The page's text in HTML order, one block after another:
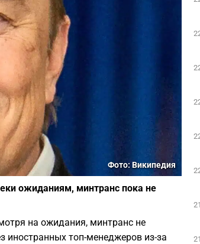
Фото: Википедия
ожиданиям, минтранс пока не
на ожидания, минтранс не
иностранных топ-менеджеров из-за